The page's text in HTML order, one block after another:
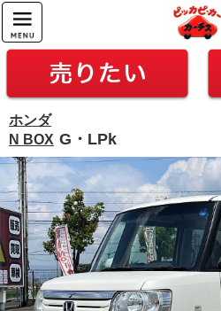
ホンダ
N BOX G・LPk